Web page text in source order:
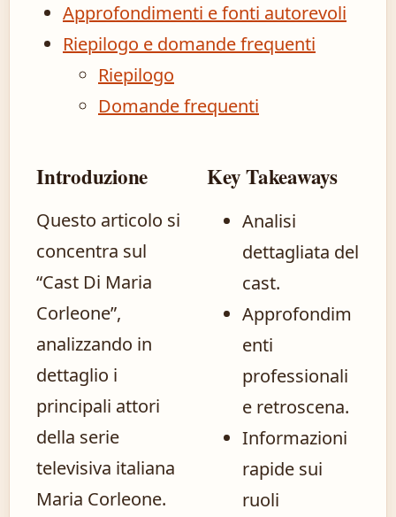
Approfondimenti e fonti autorevoli
Riepilogo e domande frequenti
Riepilogo
Domande frequenti
Introduzione
Questo articolo si
concentra sul
“Cast Di Maria
Corleone”,
analizzando in
dettaglio i
principali attori
della serie
televisiva italiana
Maria Corleone.
Key Takeaways
Analisi
dettagliata del
cast.
Approfondim
enti
professionali
e retroscena.
Informazioni
rapide sui
ruoli